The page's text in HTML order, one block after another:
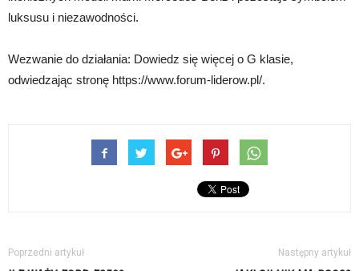
luksusu i niezawodności.
Wezwanie do działania: Dowiedz się więcej o G klasie,
odwiedzając stronę https://www.forum-liderow.pl/.
Poprzedni artykuł Następny artykuł